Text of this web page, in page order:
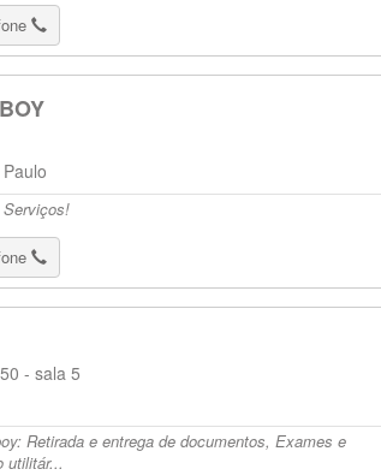
- sala 5
Retirada e entrega de documentos, Exames e
utilitár...